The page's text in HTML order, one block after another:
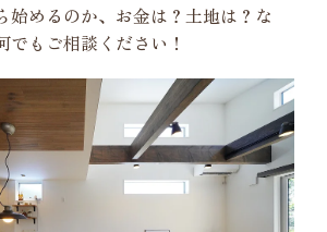
始めるのか、お金は？土地は？な
でもご相談ください！